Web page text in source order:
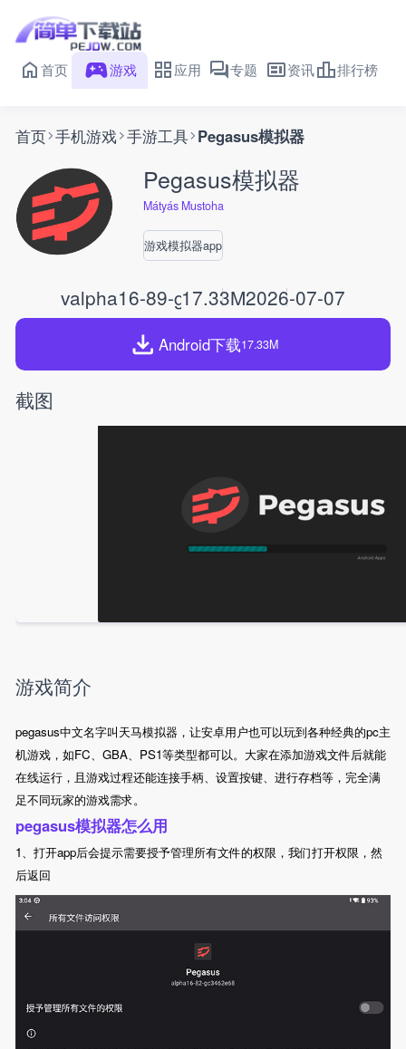
首页 游戏 应用 专题 资讯 排行榜
首页 手机游戏 手游工具 Pegasus模拟器
Pegasus模拟器
Mátyás Mustoha
游戏模拟器app
valpha16-89-g66433328
17.33M2026-07-07
Android下载17.33M
截图
游戏简介
pegasus中文名字叫天马模拟器，让安卓用户也可以玩到各种经典的pc主
机游戏，如FC、GBA、PS1等类型都可以。大家在添加游戏文件后就能
在线运行，且游戏过程还能连接手柄、设置按键、进行存档等，完全满
足不同玩家的游戏需求。
pegasus模拟器怎么用
1、打开app后会提示需要授予管理所有文件的权限，我们打开权限，然
后返回